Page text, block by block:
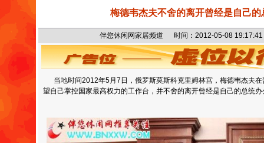
梅德韦杰夫不舍的离开曾经是自己的
伴您休闲网家居频道 时间：2012-05-08
当地时间2012年5月7日，俄罗斯莫斯科克里姆林宫，梅德韦杰夫
望自己掌控国家最高权力的工作台，并不舍的离开曾经是自己的总统办